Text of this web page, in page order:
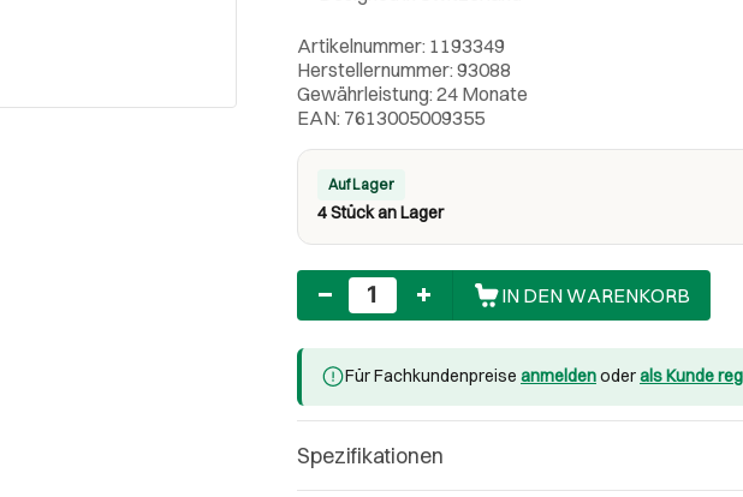
Artikelnummer: 1193349
Herstellernummer: 93088
Gewährleistung: 24 Monate
EAN: 7613005009355
Auf Lager
4 Stück an Lager
Anzahl
IN DEN WARENKORB
Für Fachkundenpreise anmeldenoderals Kunde
Spezifikationen